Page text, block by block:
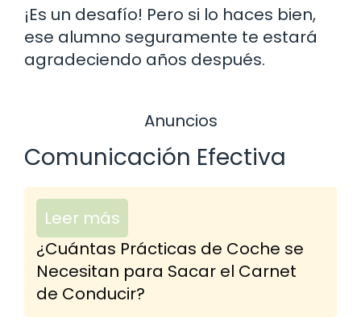
¡Es un desafío! Pero si lo haces bien,
ese alumno seguramente te estará
agradeciendo años después.
Anuncios
Comunicación Efectiva
Leer más
¿Cuántas Prácticas de Coche se
Necesitan para Sacar el Carnet
de Conducir?